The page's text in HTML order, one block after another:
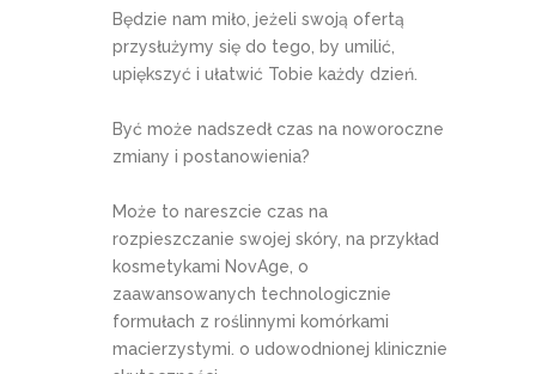
Będzie nam miło, jeżeli swoją ofertą
przysłużymy się do tego, by umilić,
upiększyć i ułatwić Tobie każdy dzień.
Być może nadszedł czas na noworoczne
zmiany i postanowienia?
Może to nareszcie czas na
rozpieszczanie swojej skóry, na przykład
kosmetykami NovAge, o
zaawansowanych technologicznie
formułach z roślinnymi komórkami
macierzystymi. o udowodnionej klinicznie